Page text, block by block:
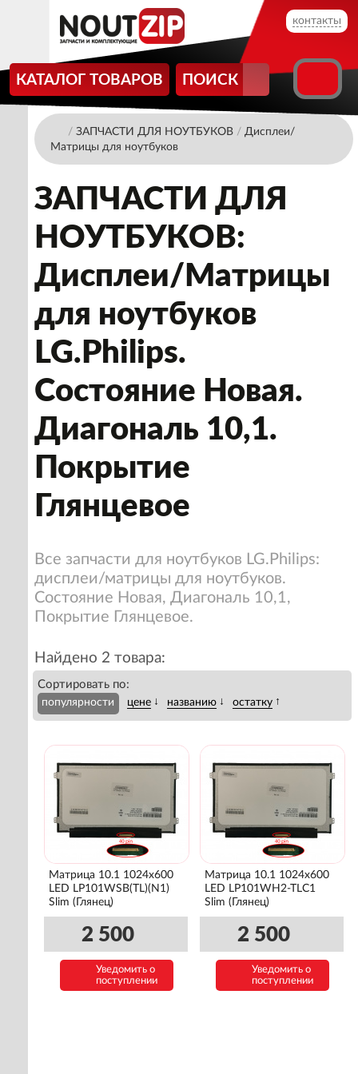
контакты
КАТАЛОГ ТОВАРОВ ПОИСК
/ ЗАПЧАСТИ ДЛЯ НОУТБУКОВ / Дисплеи/
Матрицы для ноутбуков
ЗАПЧАСТИ ДЛЯ
НОУТБУКОВ:
Дисплеи/Матрицы
для ноутбуков
LG.Philips.
Состояние Новая.
Диагональ 10,1.
Покрытие
Глянцевое
Все запчасти для ноутбуков LG.Philips:
дисплеи/матрицы для ноутбуков.
Состояние Новая, Диагональ 10,1,
Покрытие Глянцевое.
Найдено 2 товара:
Сортировать по:
популярности цене ↓ названию ↓ остатку ↑
Матрица 10.1 1024x600
LED LP101WSB(TL)(N1)
Slim (Глянец)
2 500
Уведомить о
поступлении
Матрица 10.1 1024x600
LED LP101WH2-TLC1
Slim (Глянец)
2 500
Уведомить о
поступлении